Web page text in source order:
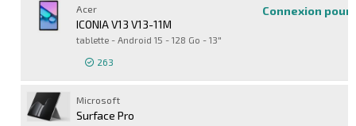
Acer
ICONIA V13 V13-11M
tablette - Android 15 - 128 Go - 13"
263
Connexion pour
Microsoft
Surface Pro